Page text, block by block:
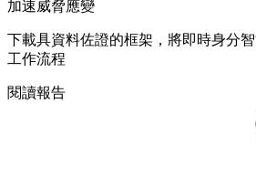
加速威脅應變
下載具資料佐證的框架，將即時身分
工作流程
閱讀報告